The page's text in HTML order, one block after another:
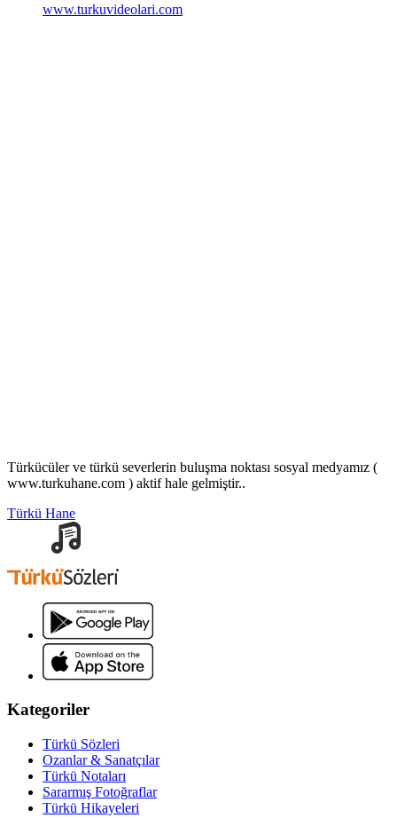
www.turkuvideolari.com
Türkücüler ve türkü severlerin buluşma noktası sosyal medyamız (
www.turkuhane.com ) aktif hale gelmiştir..
Türkü Hane
Kategoriler
Türkü Sözleri
Ozanlar & Sanatçılar
Türkü Notaları
Sararmış Fotoğraflar
Türkü Hikayeleri